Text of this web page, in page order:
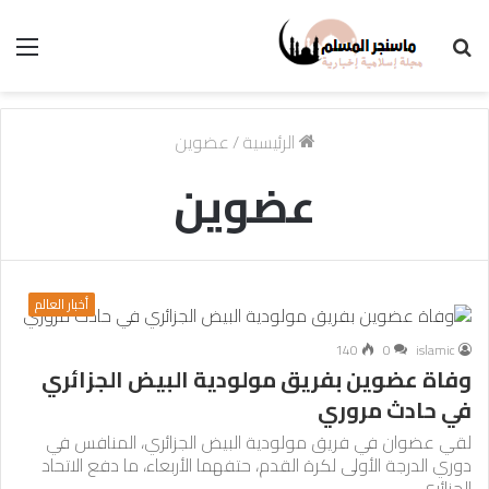
الرئيسية/عضوين
عضوين
أخبار العالم
islamic
0
140
وفاة عضوين بفريق مولودية البيض الجزائري
في حادث مروري
لقي عضوان في فريق مولودية البيض الجزائري، المنافس في
دوري الدرجة الأولى لكرة القدم، حتفهما الأربعاء، ما دفع الاتحاد